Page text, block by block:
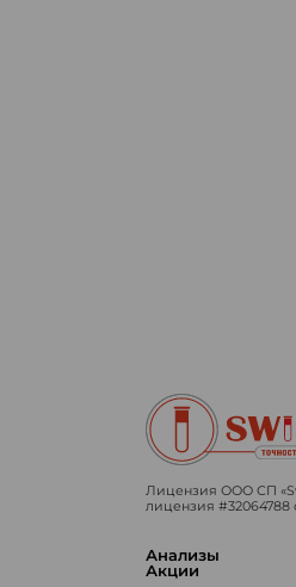
Лицензия ООО СП
лицензия #32064788
Анализы
Акции